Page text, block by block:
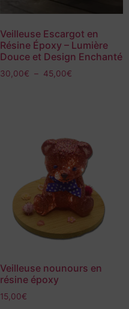
Veilleuse Escargot en
Résine Époxy – Lumière
Douce et Design Enchanté
30,00€ – 45,00€
Veilleuse nounours en
résine époxy
15,00€